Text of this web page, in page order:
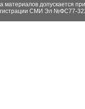
материалов допускается
СМИ Эл №ФС77-